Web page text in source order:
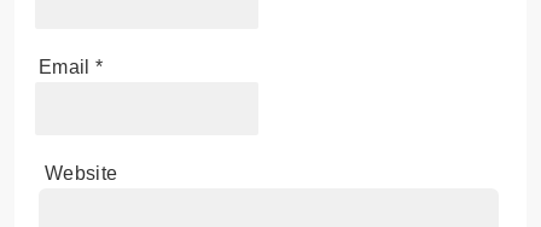
Email *
Website